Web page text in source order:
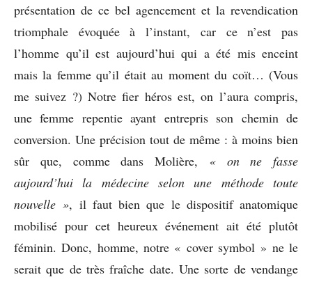
présentation de ce bel agencement et la revendication
triomphale évoquée à l’instant, car ce n’est pas
l’homme qu’il est aujourd’hui qui a été mis enceint
mais la femme qu’il était au moment du coït… (Vous
me suivez ?) Notre fier héros est, on l’aura compris,
une femme repentie ayant entrepris son chemin de
conversion. Une précision tout de même : à moins bien
sûr que, comme dans Molière, « on ne fasse
aujourd’hui la médecine selon une méthode toute
nouvelle », il faut bien que le dispositif anatomique
mobilisé pour cet heureux événement ait été plutôt
féminin. Donc, homme, notre « cover symbol » ne le
serait que de très fraîche date. Une sorte de vendange